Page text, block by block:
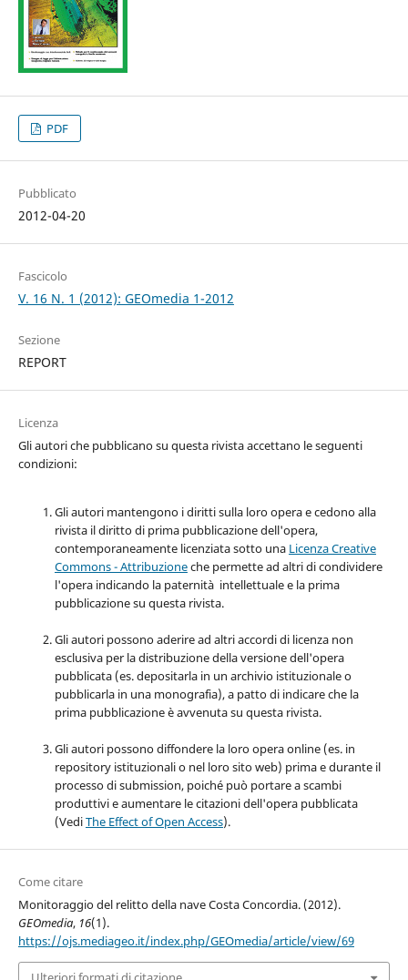
PDF
Pubblicato
2012-04-20
Fascicolo
V. 16 N. 1 (2012): GEOmedia 1-2012
Sezione
REPORT
Licenza
Gli autori che pubblicano su questa rivista accettano le seguenti
condizioni:
Gli autori mantengono i diritti sulla loro opera e cedono alla
rivista il diritto di prima pubblicazione dell'opera,
contemporaneamente licenziata sotto una Licenza Creative
Commons - Attribuzioneche permette ad altri di condividere
l'opera indicando la paternità intellettuale e la prima
pubblicazione su questa rivista.
Gli autori possono aderire ad altri accordi di licenza non
esclusiva per la distribuzione della versione dell'opera
pubblicata (es. depositarla in un archivio istituzionale o
pubblicarla in una monografia), a patto di indicare che la
prima pubblicazione è avvenuta su questa rivista.
Gli autori possono diffondere la loro opera online (es. in
repository istituzionali o nel loro sito web) prima e durante il
processo di submission, poiché può portare a scambi
produttivi e aumentare le citazioni dell'opera pubblicata
(VediThe Effect of Open Access).
Come citare
Monitoraggio del relitto della nave Costa Concordia. (2012).
GEOmedia, 16(1).
https://ojs.mediageo.it/index.php/GEOmedia/article/view/69